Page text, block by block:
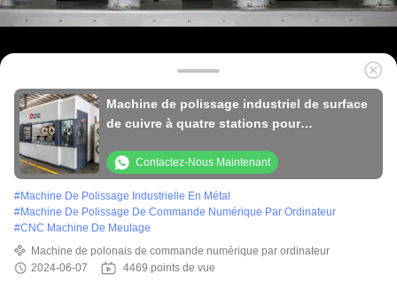
Machine de polissage industriel de surface
de cuivre à quatre stations pour
Contactez-Nous Maintenant
#Machine De Polissage Industrielle En Métal
#Machine De Polissage De Commande Numérique Par Ordinateur
#CNC Machine De Meulage
Machine de polonais de commande numérique par ordinateur
2024-06-07
4469 points de vue